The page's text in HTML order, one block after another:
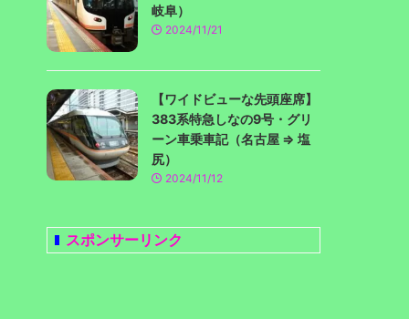
岐阜）
2024/11/21
【ワイドビューな先頭座席】
383系特急しなの9号・グリ
ーン車乗車記（名古屋 ⇒ 塩
尻）
2024/11/12
スポンサーリンク